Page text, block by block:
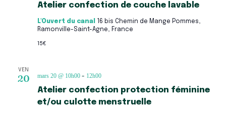
Atelier confection de couche lavable
L'Ouvert du canal
16 bis Chemin de Mange Pommes,
Ramonville-Saint-Agne, France
15€
VEN
20
Atelier confection protection féminine
et/ou culotte menstruelle
mars 20 @ 10h00- 12h00